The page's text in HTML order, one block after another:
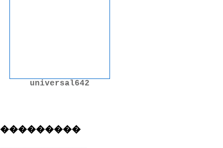
universal642
���������